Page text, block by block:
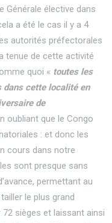
Générale élective dans
a été le cas il y a 4
autorités préfectorales
tenue de cette activité
quoi « toutes les
dans cette localité en
de
oubliant que le Congo
: et donc les
cours dans notre
sont presque sans
permettant au
le plus grand
sièges et laissant ainsi